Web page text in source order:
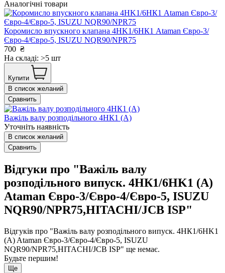
Аналогічні товари
Коромисло впускного клапана 4HK1/6НК1 Ataman Євро-3/
Євро-4/Євро-5, ISUZU NQR90/NPR75
700 ₴
На складі: >5 шт
Купити
В список желаний
Сравнить
Важіль валу розподільного 4HК1 (А)
Уточніть наявність
В список желаний
Сравнить
Відгуки про "Важіль валу
розподільного випуск. 4HК1/6HK1 (А)
Ataman Євро-3/Євро-4/Євро-5, ISUZU
NQR90/NPR75,HITACHI/JCB ISP"
Відгуків про "Важіль валу розподільного випуск. 4HК1/6HK1
(А) Ataman Євро-3/Євро-4/Євро-5, ISUZU
NQR90/NPR75,HITACHI/JCB ISP" ще немає.
Будьте першим!
Ще